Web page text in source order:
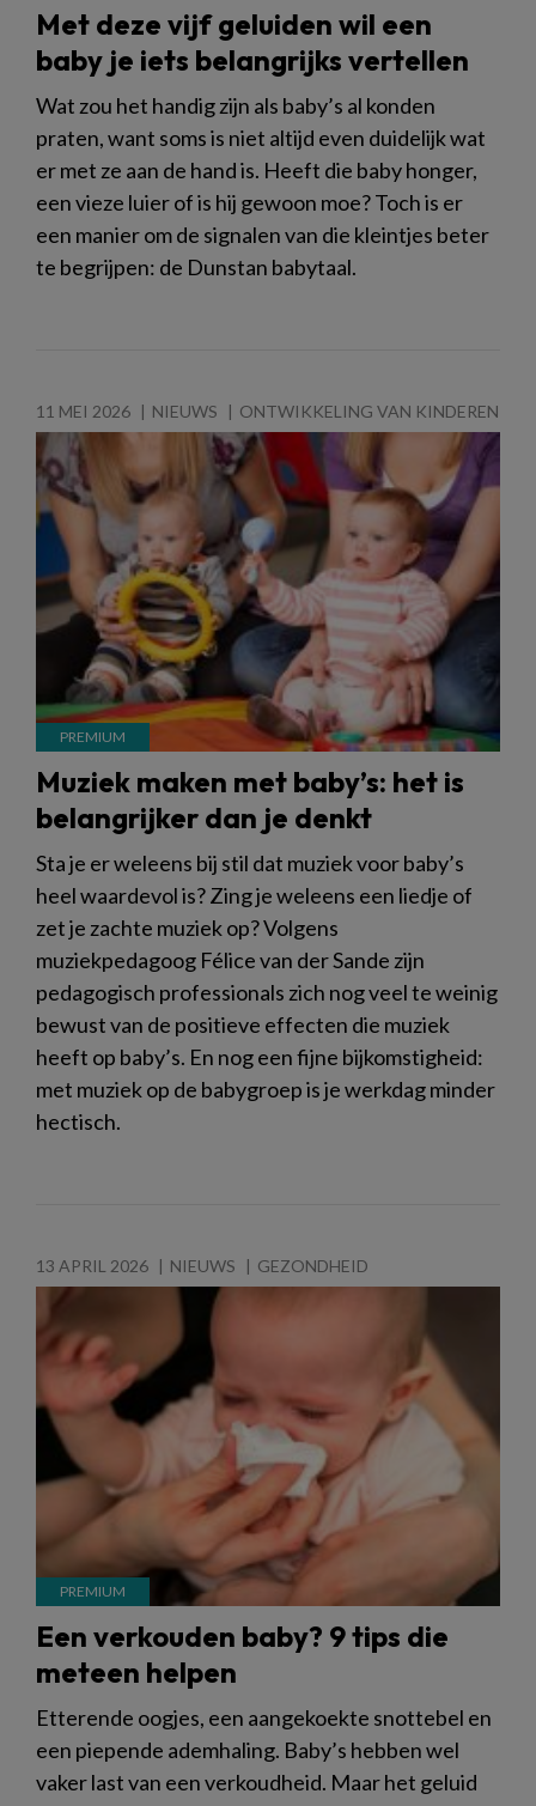
Met deze vijf geluiden wil een
baby je iets belangrijks vertellen
Wat zou het handig zijn als baby’s al konden
praten, want soms is niet altijd even duidelijk wat
er met ze aan de hand is. Heeft die baby honger,
een vieze luier of is hij gewoon moe? Toch is er
een manier om de signalen van die kleintjes beter
te begrijpen: de Dunstan babytaal.
11 MEI 2026 NIEUWS ONTWIKKELING VAN KINDEREN
Muziek maken met baby’s: het is
belangrijker dan je denkt
Sta je er weleens bij stil dat muziek voor baby’s
heel waardevol is? Zing je weleens een liedje of
zet je zachte muziek op? Volgens
muziekpedagoog Félice van der Sande zijn
pedagogisch professionals zich nog veel te weinig
bewust van de positieve effecten die muziek
heeft op baby’s. En nog een fijne bijkomstigheid:
met muziek op de babygroep is je werkdag minder
hectisch.
13 APRIL 2026 NIEUWS GEZONDHEID
Een verkouden baby? 9 tips die
meteen helpen
Etterende oogjes, een aangekoekte snottebel en
een piepende ademhaling. Baby’s hebben wel
vaker last van een verkoudheid. Maar het geluid